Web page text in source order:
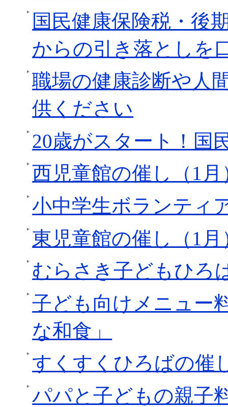
国民健康保険税・後
からの引き落としを
職場の健康診断や人
供ください
20歳がスタート！国
西児童館の催し（1月
小中学生ボランティ
東児童館の催し（1月
むらさき子どもひろ
子ども向けメニュー
な和食」
すくすくひろばの催
パパと子どもの親子